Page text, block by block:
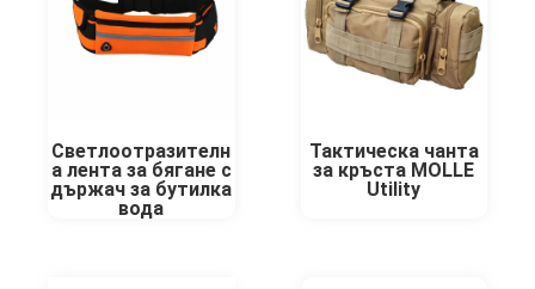
Светлоотразителн
а лента за бягане с
държач за бутилка
вода
Тактическа чанта
за кръста MOLLE
Utility